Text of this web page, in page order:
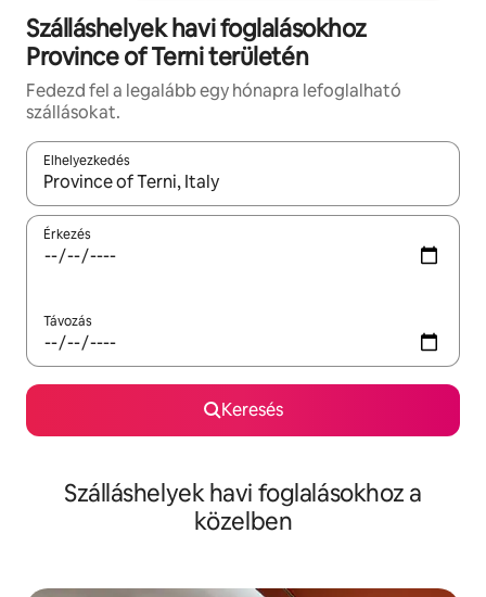
Szálláshelyek havi foglalásokhoz
Province of Terni területén
Fedezd fel a legalább egy hónapra lefoglalható
szállásokat.
Elhelyezkedés
Az eredmények között a felfelé és a lefelé nyíllal
Érkezés
Távozás
Keresés
Szálláshelyek havi foglalásokhoz a
közelben